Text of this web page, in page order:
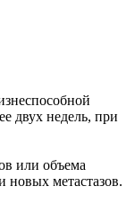
двух недель, при
или объема
новых метастазов.